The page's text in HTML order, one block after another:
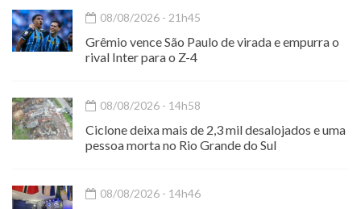
08/08/2026 - 21h45
Grêmio vence São Paulo de virada e empurra o
rival Inter para o Z-4
08/08/2026 - 14h58
Ciclone deixa mais de 2,3 mil desalojados e uma
pessoa morta no Rio Grande do Sul
08/08/2026 - 14h46